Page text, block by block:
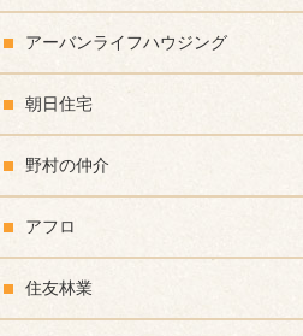
アーバンライフハウジング
朝日住宅
野村の仲介
アフロ
住友林業